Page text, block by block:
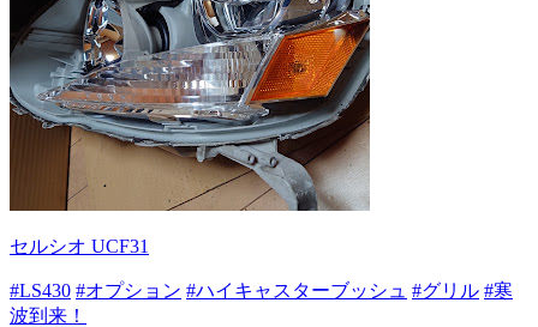
セルシオ UCF31
#LS430 #オプション #ハイキャスターブッシュ #グリル #寒
波到来！